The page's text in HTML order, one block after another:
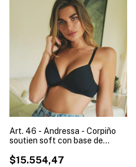
Art. 46 - Andressa - Corpiño
soutien soft con base de
$15.554,47